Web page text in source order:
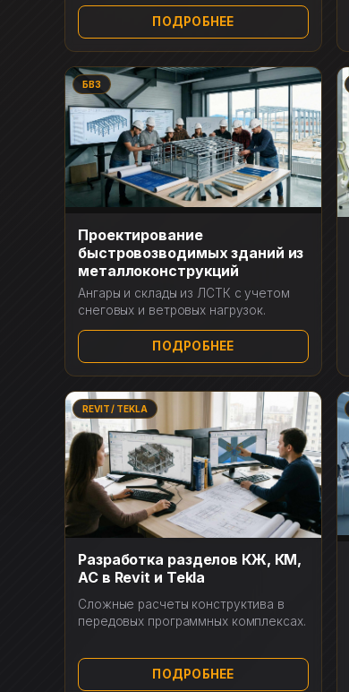
ПОДРОБНЕЕ
БВЗ
Проектирование
быстровозводимых зданий из
металлоконструкций
Ангары и склады из ЛСТК с учетом
снеговых и ветровых нагрузок.
ПОДРОБНЕЕ
REVIT / TEKLA
Разработка разделов КЖ, КМ,
АС в Revit и Tekla
Сложные расчеты конструктива в
передовых программных комплексах.
ПОДРОБНЕЕ